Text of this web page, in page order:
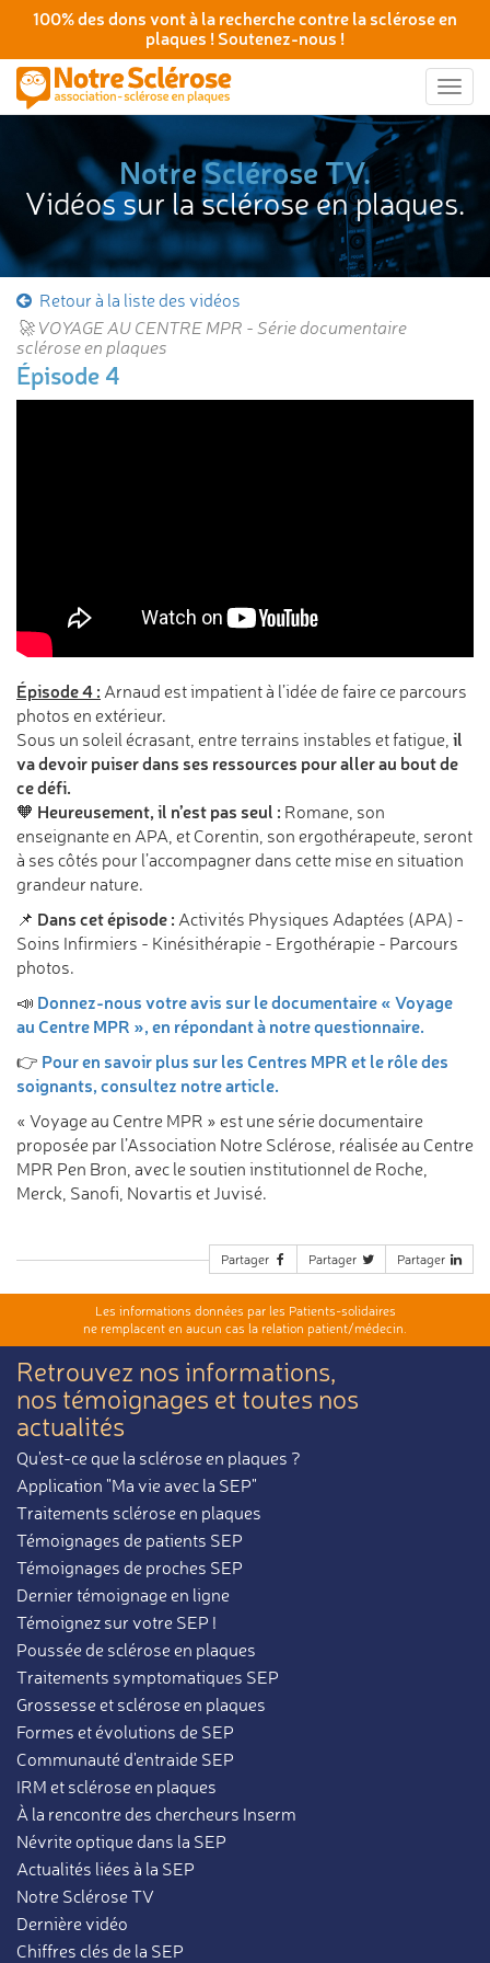
100% des dons vont à la recherche contre la sclérose en
plaques ! Soutenez-nous !
Notre Sclérose TV.
Vidéos sur la sclérose en plaques.
Retour à la liste des vidéos
🚀 VOYAGE AU CENTRE MPR - Série documentaire
sclérose en plaques
Épisode 4
Épisode 4 : Arnaud est impatient à l’idée de faire ce parcours
photos en extérieur.
Sous un soleil écrasant, entre terrains instables et fatigue, il
va devoir puiser dans ses ressources pour aller au bout de
ce défi.
🧡 Heureusement, il n’est pas seul : Romane, son
enseignante en APA, et Corentin, son ergothérapeute, seront
à ses côtés pour l’accompagner dans cette mise en situation
grandeur nature.
📌 Dans cet épisode : Activités Physiques Adaptées (APA) -
Soins Infirmiers - Kinésithérapie - Ergothérapie - Parcours
photos.
📣 Donnez-nous votre avis sur le documentaire « Voyage
au Centre MPR », en répondant à notre questionnaire.
👉 Pour en savoir plus sur les Centres MPR et le rôle des
soignants, consultez notre article.
« Voyage au Centre MPR » est une série documentaire
proposée par l’Association Notre Sclérose, réalisée au Centre
MPR Pen Bron, avec le soutien institutionnel de Roche,
Merck, Sanofi, Novartis et Juvisé.
Partager Partager Partager
Les informations données par les Patients-solidaires
ne remplacent en aucun cas la relation patient/médecin.
Retrouvez nos informations,
nos témoignages et toutes nos
actualités
Qu'est-ce que la sclérose en plaques ?
Application "Ma vie avec la SEP"
Traitements sclérose en plaques
Témoignages de patients SEP
Témoignages de proches SEP
Dernier témoignage en ligne
Témoignez sur votre SEP !
Poussée de sclérose en plaques
Traitements symptomatiques SEP
Grossesse et sclérose en plaques
Formes et évolutions de SEP
Communauté d'entraide SEP
IRM et sclérose en plaques
À la rencontre des chercheurs Inserm
Névrite optique dans la SEP
Actualités liées à la SEP
Notre Sclérose TV
Dernière vidéo
Chiffres clés de la SEP